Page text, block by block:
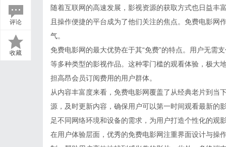
评论
收藏
随着互联网的高速发展，影视资源的获取方式也日益丰
且操作便捷的平台成为了他们关注的焦点。免费电影
气。
免费电影网的最大优势在于其“免费”的特点。用户无需
等多种类型的影视作品。这种零门槛的观看体验，极大
担高昂会员订阅费用的用户群体。
从内容丰富度来看，免费电影网覆盖了从经典老片到当
源，及时更新内容，确保用户可以第一时间观看最新的
足不同网络环境和设备的需求，为用户打造个性化的观
在用户体验层面，优秀的免费电影网注重界面设计与操